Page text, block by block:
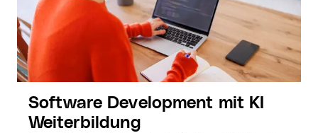
Software Development mit KI
Weiterbildung